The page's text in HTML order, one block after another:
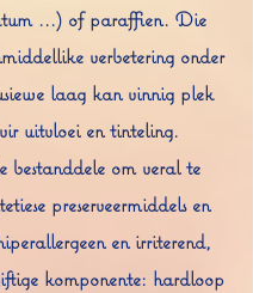
...) of paraffien. Die
verbetering onder
laag kan vinnig plek
uitvloei en tinteling.
bestanddele om veral te
preserveermiddels en
en irriterend,
komponente: hardloop